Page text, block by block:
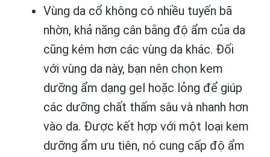
Vùng da cổ không có nhiều tuyến bã
nhờn, khả năng cân bằng độ ẩm của da
cũng kém hơn các vùng da khác. Đối
với vùng da này, bạn nên chọn kem
dưỡng ẩm dạng gel hoặc lỏng để giúp
các dưỡng chất thấm sâu và nhanh hơn
vào da. Được kết hợp với một loại kem
dưỡng ẩm ưu tiên, nó cung cấp độ ẩm